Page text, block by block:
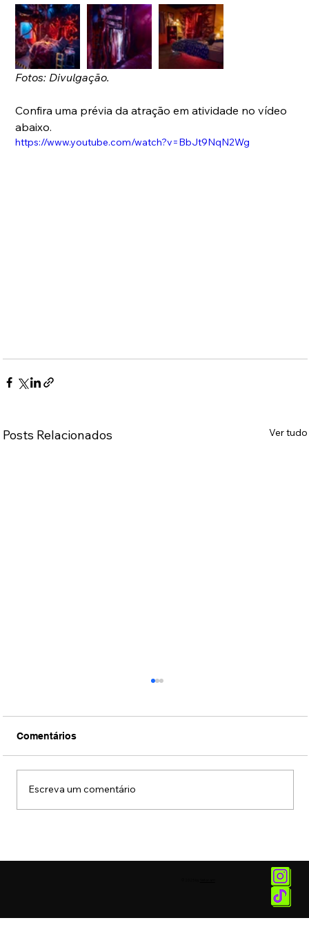
Fotos: Divulgação.
Confira uma prévia da atração em atividade no vídeo
abaixo.
https://www.youtube.com/watch?v=BbJt9NqN2Wg
Posts Relacionados Ver tudo
Comentários
Escreva um comentário